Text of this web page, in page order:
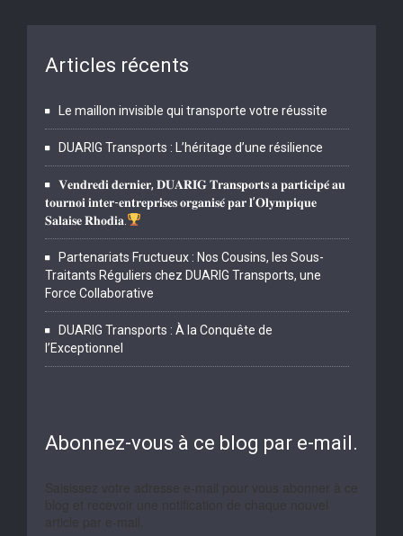
Articles récents
Le maillon invisible qui transporte votre réussite
DUARIG Transports : L’héritage d’une résilience
𝐕𝐞𝐧𝐝𝐫𝐞𝐝𝐢 𝐝𝐞𝐫𝐧𝐢𝐞𝐫, 𝐃𝐔𝐀𝐑𝐈𝐆 𝐓𝐫𝐚𝐧𝐬𝐩𝐨𝐫𝐭𝐬 𝐚 𝐩𝐚𝐫𝐭𝐢𝐜𝐢𝐩𝐞́ 𝐚𝐮
𝐭𝐨𝐮𝐫𝐧𝐨𝐢 𝐢𝐧𝐭𝐞𝐫-𝐞𝐧𝐭𝐫𝐞𝐩𝐫𝐢𝐬𝐞𝐬 𝐨𝐫𝐠𝐚𝐧𝐢𝐬𝐞́ 𝐩𝐚𝐫 𝐥’𝐎𝐥𝐲𝐦𝐩𝐢𝐪𝐮𝐞
𝐒𝐚𝐥𝐚𝐢𝐬𝐞 𝐑𝐡𝐨𝐝𝐢𝐚.
Partenariats Fructueux : Nos Cousins, les Sous-
Traitants Réguliers chez DUARIG Transports, une
Force Collaborative
DUARIG Transports : À la Conquête de
l’Exceptionnel
Abonnez-vous à ce blog par e-mail.